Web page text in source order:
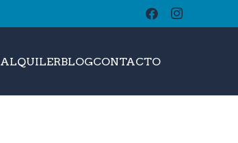
ALQUILERBLOGCONTACTObuscar